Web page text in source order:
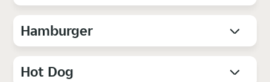
Hamburger
Hot Dog